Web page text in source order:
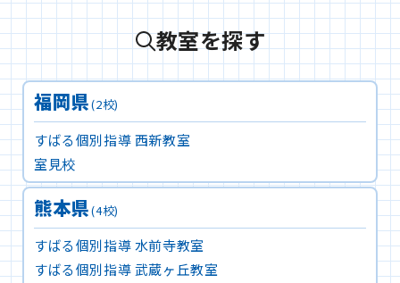
教室を探す
福岡県(2校)
すばる個別指導 西新教室
室見校
熊本県(4校)
すばる個別指導 水前寺教室
すばる個別指導 武蔵ヶ丘教室